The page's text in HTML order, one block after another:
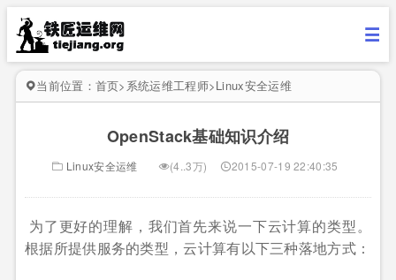
当前位置： 首页> 系统运维工程师>Linux安全运维
OpenStack基础知识介绍
Linux安全运维 (4..3万) 2015-07-19 22:40:35
为了更好的理解，我们首先来说一下云计算的类型。
根据所提供服务的类型，云计算有以下三种落地方式：